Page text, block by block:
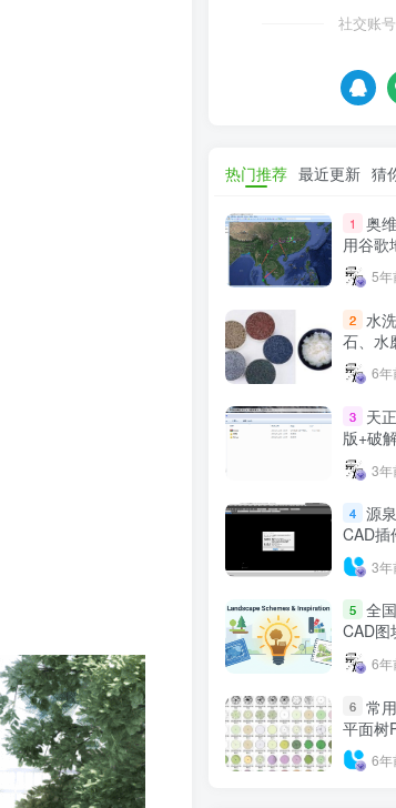
社交账
热门推荐 最近更新 猜
1
奥
用谷歌
苹果安
5年
2
水
石、水
不清楚
6年
3
天
版+破
3年
4 源
CAD插
6.7.4）
3年
5 全
CAD图
6年
6 常
平面树
线稿
6年